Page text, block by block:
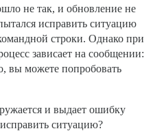
не так, и обновление не
исправить ситуацию
строки. Однако при
зависает на сообщении:
вы можете попробовать
и выдает ошибку
ситуацию?